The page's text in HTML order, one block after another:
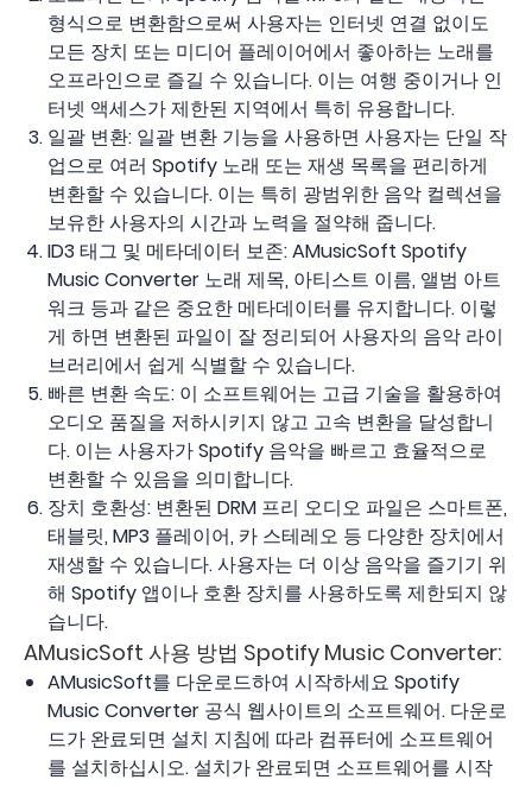
형식으로 변환함으로써 사용자는 인터넷 연결 없이도
모든 장치 또는 미디어 플레이어에서 좋아하는 노래를
오프라인으로 즐길 수 있습니다. 이는 여행 중이거나 인
터넷 액세스가 제한된 지역에서 특히 유용합니다.
일괄 변환: 일괄 변환 기능을 사용하면 사용자는 단일 작
업으로 여러 Spotify 노래 또는 재생 목록을 편리하게
변환할 수 있습니다. 이는 특히 광범위한 음악 컬렉션을
보유한 사용자의 시간과 노력을 절약해 줍니다.
ID3 태그 및 메타데이터 보존: AMusicSoft Spotify
Music Converter 노래 제목, 아티스트 이름, 앨범 아트
워크 등과 같은 중요한 메타데이터를 유지합니다. 이렇
게 하면 변환된 파일이 잘 정리되어 사용자의 음악 라이
브러리에서 쉽게 식별할 수 있습니다.
빠른 변환 속도: 이 소프트웨어는 고급 기술을 활용하여
오디오 품질을 저하시키지 않고 고속 변환을 달성합니
다. 이는 사용자가 Spotify 음악을 빠르고 효율적으로
변환할 수 있음을 의미합니다.
장치 호환성: 변환된 DRM 프리 오디오 파일은 스마트폰,
태블릿, MP3 플레이어, 카 스테레오 등 다양한 장치에서
재생할 수 있습니다. 사용자는 더 이상 음악을 즐기기 위
해 Spotify 앱이나 호환 장치를 사용하도록 제한되지 않
습니다.
AMusicSoft 사용 방법 Spotify Music Converter:
AMusicSoft를 다운로드하여 시작하세요 Spotify
Music Converter 공식 웹사이트의 소프트웨어. 다운로
드가 완료되면 설치 지침에 따라 컴퓨터에 소프트웨어
를 설치하십시오. 설치가 완료되면 소프트웨어를 시작